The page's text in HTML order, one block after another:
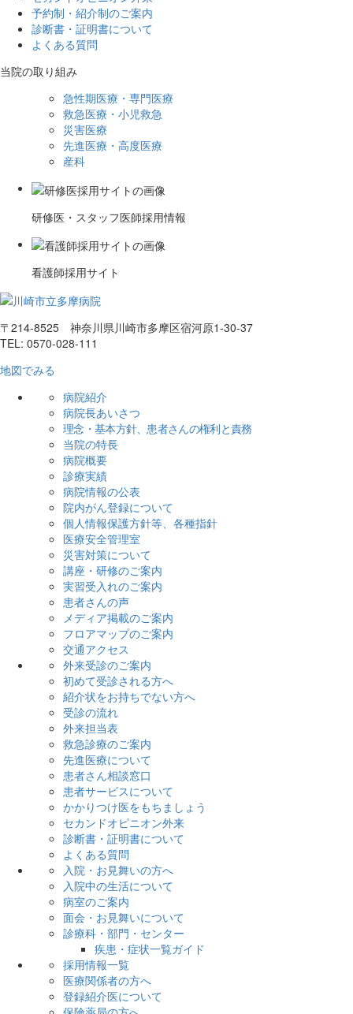
予約制・紹介制のご案内
診断書・証明書について
よくある質問
当院の取り組み
急性期医療・専門医療
救急医療・小児救急
災害医療
先進医療・高度医療
産科
研修医・スタッフ医師採用情報
看護師採用サイト
〒214-8525 神奈川県川崎市多摩区宿河原1-30-37
TEL: 0570-028-111
地図でみる
病院紹介
病院長あいさつ
理念・基本方針、患者さんの権利と責務
当院の特長
病院概要
診療実績
病院情報の公表
院内がん登録について
個人情報保護方針等、各種指針
医療安全管理室
災害対策について
講座・研修のご案内
実習受入れのご案内
患者さんの声
メディア掲載のご案内
フロアマップのご案内
交通アクセス
外来受診のご案内
初めて受診される方へ
紹介状をお持ちでない方へ
受診の流れ
外来担当表
救急診療のご案内
先進医療について
患者さん相談窓口
患者サービスについて
かかりつけ医をもちましょう
セカンドオピニオン外来
診断書・証明書について
よくある質問
入院・お見舞いの方へ
入院中の生活について
病室のご案内
面会・お見舞いについて
診療科・部門・センター
疾患・症状一覧ガイド
採用情報一覧
医療関係者の方へ
登録紹介医について